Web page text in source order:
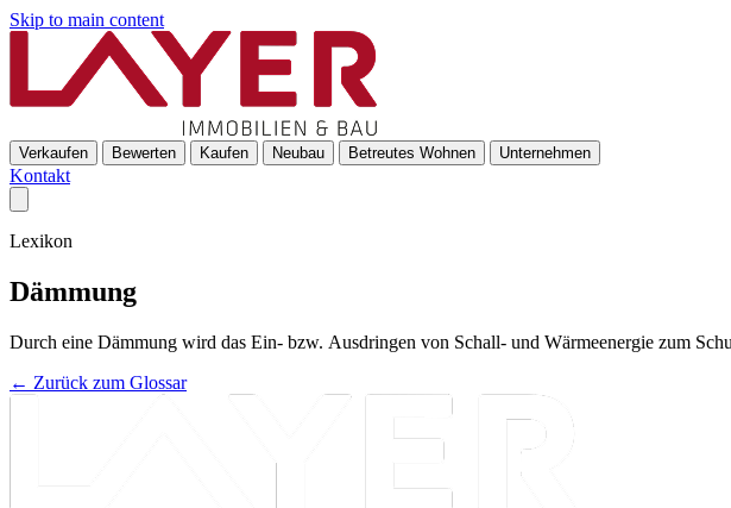
Skip to main content
Verkaufen Bewerten Kaufen Neubau Betreutes Wohnen Unternehmen
Kontakt
Lexikon
Dämmung
Durch eine Dämmung wird das Ein- bzw. Ausdringen von Schall- und Wärmeenergie zum
← Zurück zum Glossar